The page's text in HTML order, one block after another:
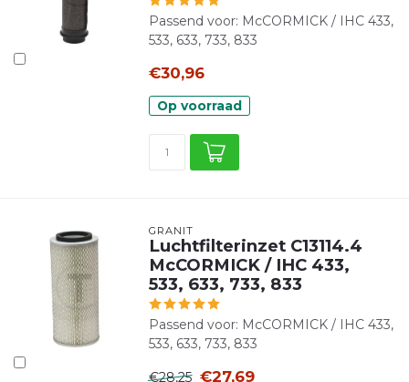
Passend voor: McCORMICK / IHC 433,
533, 633, 733, 833
€30,96
Op voorraad
GRANIT
Luchtfilterinzet C13114.4
McCORMICK / IHC 433,
533, 633, 733, 833
Passend voor: McCORMICK / IHC 433,
533, 633, 733, 833
€28,25 €27,69